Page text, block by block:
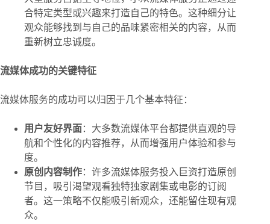
合特定类型或兴趣来打造自己的特色。这种细分让
观众能够找到与自己的品味紧密相关的内容，从而
重新树立忠诚度。
流媒体成功的关键特征
流媒体服务的成功可以归因于几个基本特征：
用户友好界面 ：大多数流媒体平台都提供直观的导
航和个性化的内容推荐，从而增强用户体验和参与
度。
原创内容制作：许多流媒体服务投入巨资打造原创
节目，吸引渴望观看独特独家剧集或电影的订阅
者。这一策略不仅能吸引新观众，还能留住现有观
众。